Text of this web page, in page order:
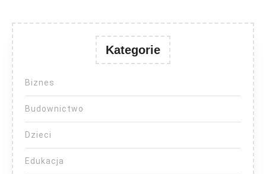
Kategorie
Biznes
Budownictwo
Dzieci
Edukacja